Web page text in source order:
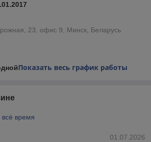
23, офис 9, Минск, Беларусь
Показать весь график работы
всё время
01.07.2026